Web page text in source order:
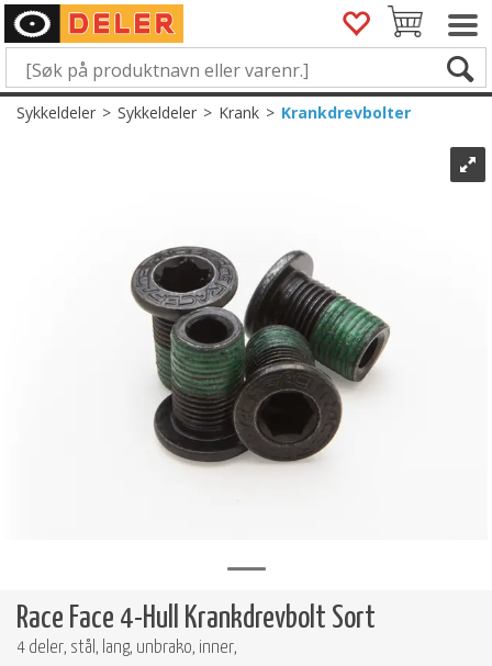
Sykkeldeler>Sykkeldeler>Krank>Krankdrevbolter
Race Face 4-Hull Krankdrevbolt Sort
4 deler, stål, lang, unbrako, inner,